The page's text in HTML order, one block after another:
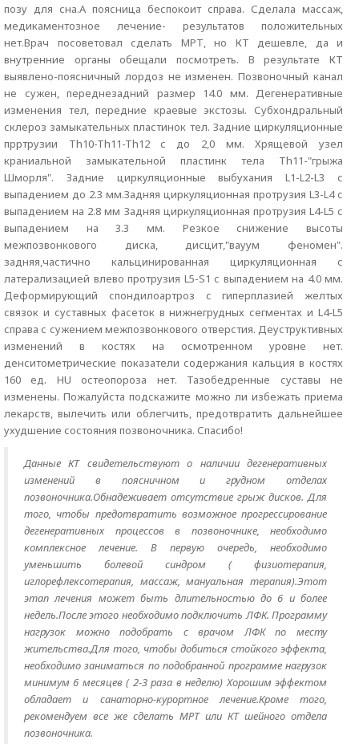
позу для сна.А поясница беспокоит справа. Сделала массаж,
медикаментозное лечение- результатов положительных
нет.Врач посоветовал сделать МРТ, но КТ дешевле, да и
внутренние органы обещали посмотреть. В результате КТ
выявлено-поясничный лордоз не изменен. Позвоночный канал
не сужен, переднезадний размер 14.0 мм. Дегенеративные
изменения тел, передние краевые экстозы. Субхондральный
склероз замыкательных пластинок тел. Задние циркуляционные
прртрузии Th10-Th11-Th12 c до 2,0 мм. Хрящевой узел
краниальной замыкательной пластинк тела Th11-"грыжа
Шморля". Задние циркуляционные выбухания L1-L2-L3 с
выпадением до 2.3 мм.Задняя циркуляционная протрузия L3-L4 с
выпадением на 2.8 мм Задняя циркуляционная протрузия L4-L5 с
выпадением на 3.3 мм. Резкое снижение высоты
межпозвонкового диска, дисцит,"вауум феномен".
задняя,частично кальцинированная циркуляционная с
латерализацией влево протрузия L5-S1 с выпадением на 4.0 мм.
Деформирующий спондилоартроз с гиперплазией желтых
связок и суставных фасеток в нижнегрудных сегментах и L4-L5
справа с сужением межпозвонкового отверстия. Деуструктивных
изменений в костях на осмотренном уровне нет.
денситометрические показатели содержания кальция в костях
160 ед. HU остеопороза нет. Тазобедренные суставы не
изменены. Пожалуйста подскажите можно ли избежать приема
лекарств, вылечить или облегчить, предотвратить дальнейшее
ухудшение состояния позвоночника. Спасибо!
Данные КТ свидетельствуют о наличии дегенеративных
изменений в поясничном и грудном отделах
позвоночника.Обнадеживает отсутствие грыж дисков. Для
того, чтобы предотвратить возможное прогрессирование
дегенеративных процессов в позвоночнике, необходимо
комплексное лечение. В первую очередь, необходимо
уменьшить болевой синдром ( физиотерапия,
иглорефлексотерапия, массаж, мануальная терапия).Этот
этап лечения может быть длительностью до 6 и более
недель.После этого необходимо подключить ЛФК. Программу
нагрузок можно подобрать с врачом ЛФК по месту
жительства.Для того, чтобы добиться стойкого эффекта,
необходимо заниматься по подобранной программе нагрузок
минимум 6 месяцев ( 2-3 раза в неделю) Хорошим эффектом
обладает и санаторно-курортное лечение.Кроме того,
рекомендуем все же сделать МРТ или КТ шейного отдела
позвоночника.